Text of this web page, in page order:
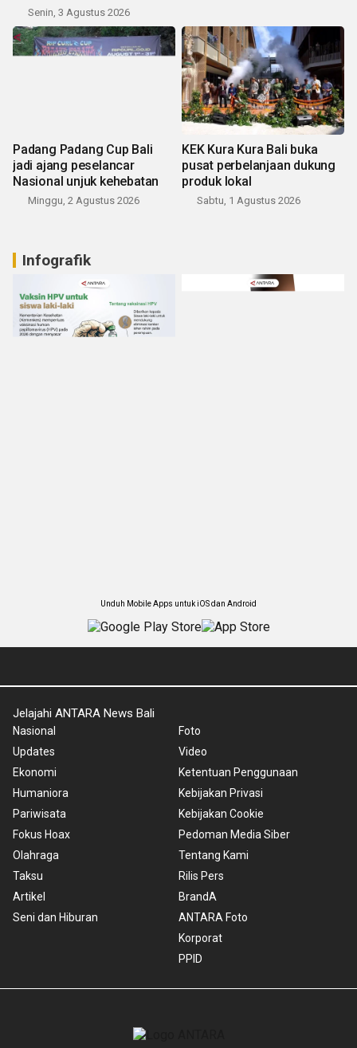
Senin, 3 Agustus 2026
Padang Padang Cup Bali
jadi ajang peselancar
Nasional unjuk kehebatan
Minggu, 2 Agustus 2026
KEK Kura Kura Bali buka
pusat perbelanjaan dukung
produk lokal
Sabtu, 1 Agustus 2026
Infografik
Unduh Mobile Apps untuk iOS dan Android
Jelajahi ANTARA News Bali
Nasional
Updates
Ekonomi
Humaniora
Pariwisata
Fokus Hoax
Olahraga
Taksu
Artikel
Seni dan Hiburan
Foto
Video
Ketentuan Penggunaan
Kebijakan Privasi
Kebijakan Cookie
Pedoman Media Siber
Tentang Kami
Rilis Pers
BrandA
ANTARA Foto
Korporat
PPID